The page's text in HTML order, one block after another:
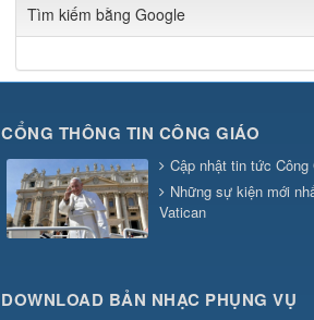
Tìm kiếm bằng Google
CỔNG THÔNG TIN CÔNG GIÁO
Cập nhật tin tức Công
Những sự kiện mới
Vatican
DOWNLOAD BẢN NHẠC PHỤNG VỤ